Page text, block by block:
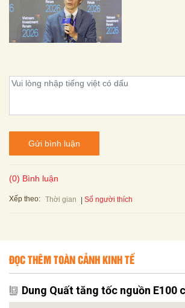
Gửi bình luận
(0) Bình luận
Xếp theo: Thời gian Số người thích
ĐỌC THÊM TOÀN CẢNH KINH TẾ
Dung Quất tăng tốc nguồn E100